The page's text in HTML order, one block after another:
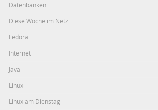
Datenbanken
Diese Woche im Netz
Fedora
Internet
Java
Linux
Linux am Dienstag